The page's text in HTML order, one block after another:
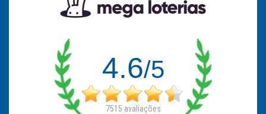
4.6/5
7515 avaliações